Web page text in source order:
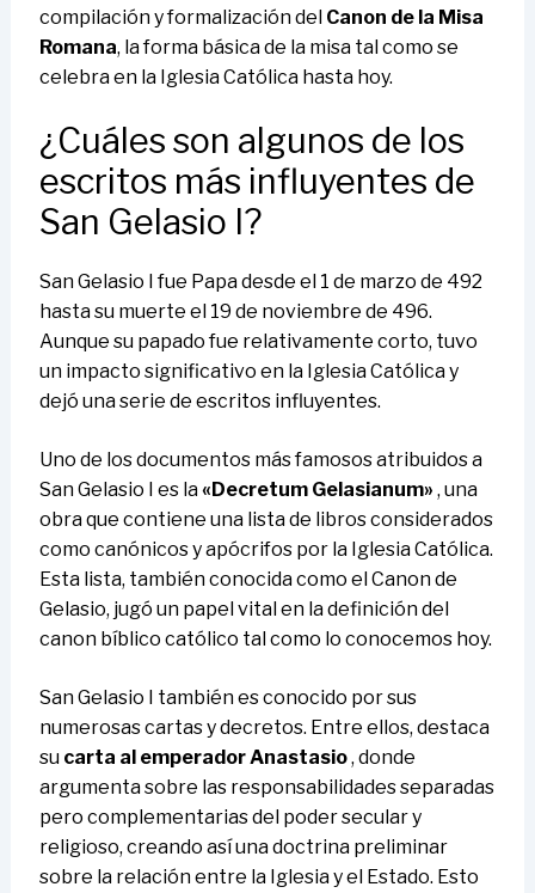
compilación y formalización del Canon de la Misa
Romana, la forma básica de la misa tal como se
celebra en la Iglesia Católica hasta hoy.
¿Cuáles son algunos de los
escritos más influyentes de
San Gelasio I?
San Gelasio I fue Papa desde el 1 de marzo de 492
hasta su muerte el 19 de noviembre de 496.
Aunque su papado fue relativamente corto, tuvo
un impacto significativo en la Iglesia Católica y
dejó una serie de escritos influyentes.
Uno de los documentos más famosos atribuidos a
San Gelasio I es la«Decretum Gelasianum» , una
obra que contiene una lista de libros considerados
como canónicos y apócrifos por la Iglesia Católica.
Esta lista, también conocida como el Canon de
Gelasio, jugó un papel vital en la definición del
canon bíblico católico tal como lo conocemos hoy.
San Gelasio I también es conocido por sus
numerosas cartas y decretos. Entre ellos, destaca
su carta al emperador Anastasio, donde
argumenta sobre las responsabilidades separadas
pero complementarias del poder secular y
religioso, creando así una doctrina preliminar
sobre la relación entre la Iglesia y el Estado. Esto